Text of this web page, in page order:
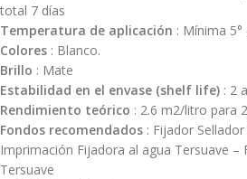
total 7 días
Temperatura de aplicación : Mínima
Colores : Blanco.
Brillo : Mate
Estabilidad en el envase (shelf life) : 2
Rendimiento teórico : 2.6 m2/litro para
Fondos recomendados : Fijador
Imprimación Fijadora al agua Tersuave –
Tersuave